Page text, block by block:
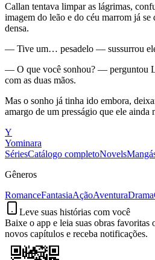
Callan tentava limpar as lágrimas,
imagem do leão e do céu marrom já se
densa.
— Tive um… pesadelo — sussurrou
— O que você sonhou? — perguntou
com as duas mãos.
Mas o sonho já tinha ido embora,
amargo de um presságio que ele ainda
Y
Yominara
SériesCatálogo completoNovels
Gêneros
RomanceFantasiaAçãoAventuraDrama
Leve suas histórias com você
Baixe o app e leia suas obras favoritas
novos capítulos e receba notificações.